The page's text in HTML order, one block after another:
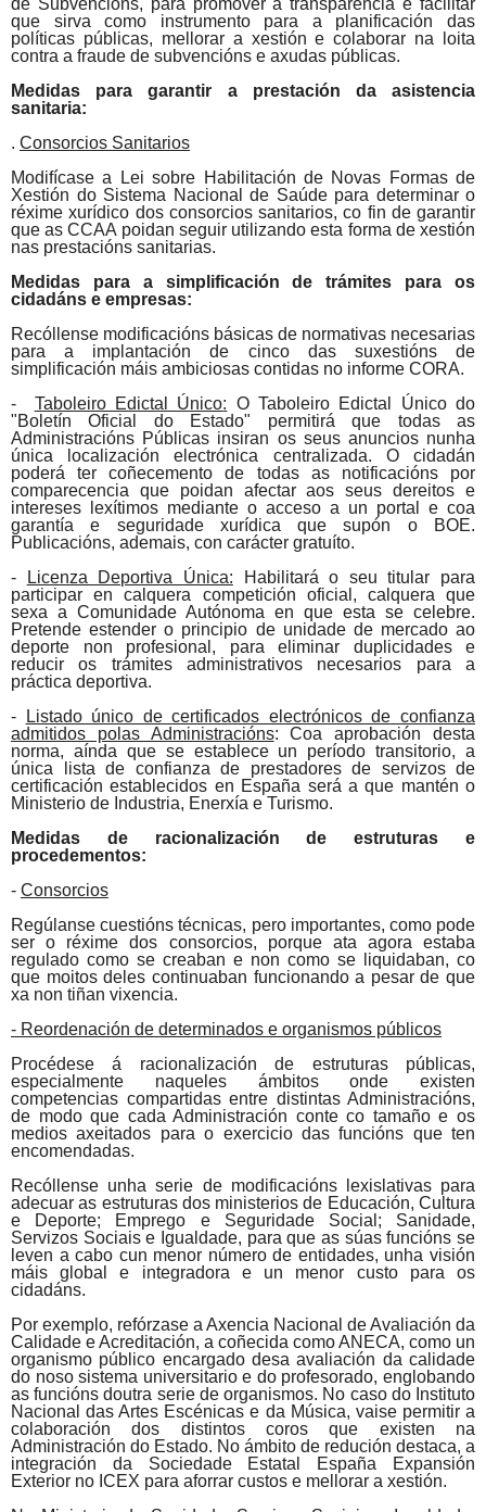
que sirva como instrumento para a planificación das
políticas públicas, mellorar a xestión e colaborar na loita
contra a fraude de subvencións e axudas públicas.
Medidas para garantir a prestación da asistencia
sanitaria:
. Consorcios Sanitarios
Modifícase a Lei sobre Habilitación de Novas Formas de
Xestión do Sistema Nacional de Saúde para determinar o
réxime xurídico dos consorcios sanitarios, co fin de garantir
que asCCAA poidan seguir utilizando esta forma de xestión
nas prestacións sanitarias.
Medidas para a simplificación de trámites para os
cidadáns e empresas:
Recóllense modificacións básicas de normativas necesarias
para a implantación de cinco das suxestións de
simplificación máis ambiciosas contidas no informe CORA.
- Taboleiro Edictal Único: O Taboleiro Edictal Únicodo
"Boletín Oficial do Estado" permitirá que todas as
Administracións Públicas insiran os seus anuncios nunha
única localización electrónica centralizada. O cidadán
poderá ter coñecemento de todas as notificacións por
comparecencia que poidan afectar aos seus dereitos e
intereses lexítimos mediante o acceso a un portal e coa
garantía e seguridade xurídica que supón o
BOE.
Publicacións, ademais, con carácter gratuíto.
-
Licenza Deportiva Única: Habilitará o seu titular para
participar en calquera competición oficial, calquera que
sexa a Comunidade Autónoma en que esta se celebre.
Pretende estender o principio de unidade de mercado ao
deporte non profesional, para eliminar duplicidades e
reducir os trámites administrativos necesarios para a
práctica deportiva.
-
Listado único de certificados electrónicos de confianza
admitidos polas Administracións: Coa aprobación desta
norma, aínda que se establece un período transitorio, a
única lista de confianza de prestadores de servizos de
certificación establecidos en España será a que mantén o
Ministerio de Industria, Enerxía e Turismo.
Medidas de racionalización de estruturas e
procedementos:
- Consorcios
Regúlanse cuestións técnicas, pero importantes, como pode
ser o réxime dos consorcios, porque ata agora estaba
regulado como se creaban e non como se liquidaban, co
que moitos deles continuaban funcionando a pesar de que
xa non tiñan vixencia.
- Reordenación de determinados e organismos públicos
Procédese á racionalización de estruturas públicas,
especialmente naqueles ámbitos onde existen
competencias compartidas entre distintas Administracións,
de modo que cada Administración conte co tamaño e os
medios axeitados para o exercicio das funcións que ten
encomendadas.
Recóllense unha serie de modificacións lexislativas para
adecuar as estruturas dos ministerios de Educación, Cultura
e Deporte; Emprego e Seguridade Social; Sanidade,
Servizos Sociais e Igualdade, para que as súas funcións se
leven a cabo cun menor número de entidades, unha visión
máis global e integradora e un menor custo para os
cidadáns.
Por exemplo, refórzase a Axencia Nacional de Avaliación da
Calidade e Acreditación, a coñecida comoANECA, como un
organismo público encargado desa avaliación da calidade
do noso sistema universitario e do profesorado, englobando
as funcións doutra serie de organismos. No caso do Instituto
Nacional das Artes Escénicas e da Música, vaise permitir a
colaboración dos distintos coros que existen na
Administración do Estado. No ámbito de redución destaca, a
integración da Sociedade Estatal España Expansión
Exterior no ICEX para aforrar custos e mellorar a xestión.